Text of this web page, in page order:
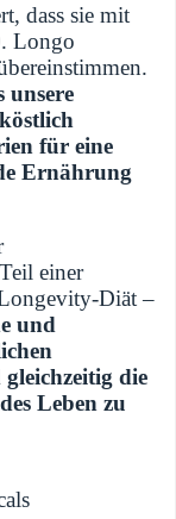
dass sie mit
Longo
unsere
für eine
Ernährung
einer
Diät –
und
die
Leben zu